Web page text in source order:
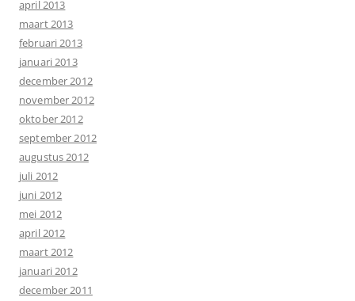
april 2013
maart 2013
februari 2013
januari 2013
december 2012
november 2012
oktober 2012
september 2012
augustus 2012
juli 2012
juni 2012
mei 2012
april 2012
maart 2012
januari 2012
december 2011